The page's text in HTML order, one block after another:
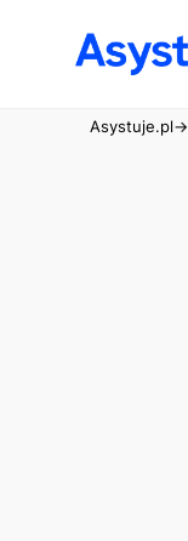
Asystuje.pl→